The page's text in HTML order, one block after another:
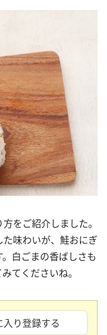
をご紹介しました。
味わいが、鮭おにぎ
白ごまの香ばしさも
てくださいね。
入り登録する